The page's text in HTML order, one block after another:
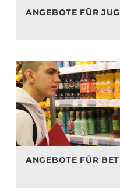
ANGEBOTE FÜR
ANGEBOTE FÜR